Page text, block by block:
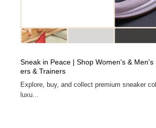
Sneak in Peace | Shop Women's & Men's
ers & Trainers
Explore, buy, and collect premium sneaker
luxu...